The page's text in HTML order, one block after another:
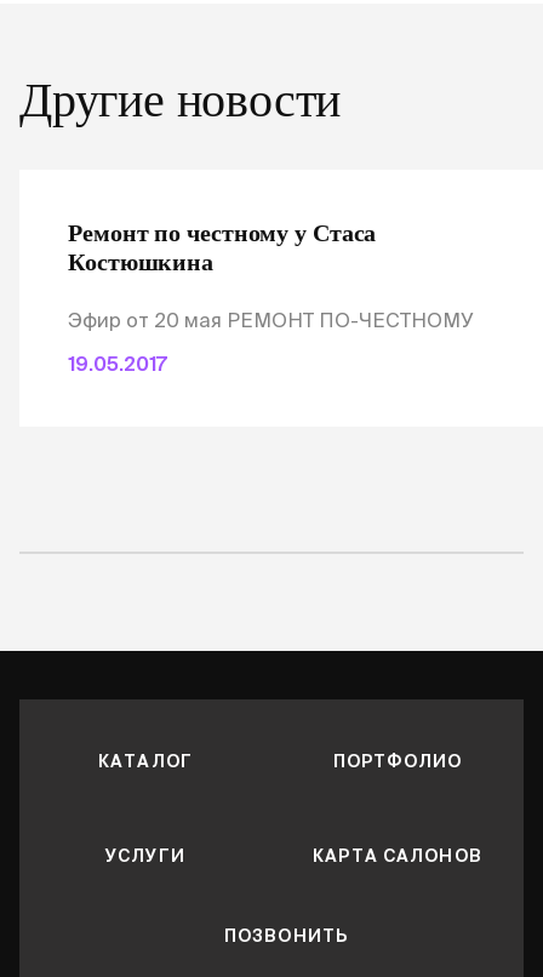
Другие новости
Ремонт по честному у Стаса
Костюшкина
Эфир от 20 мая РЕМОНТ ПО-ЧЕСТНОМУ
19.05.2017
КАТАЛОГ ПОРТФОЛИО
УСЛУГИ КАРТА САЛОНОВ
ПОЗВОНИТЬ